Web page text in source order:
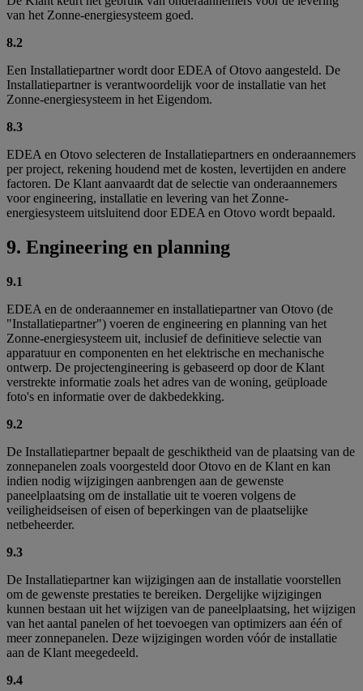
van het Zonne-energiesysteem goed.
8.2
Een Installatiepartner wordt door EDEA of Otovo aangesteld. De
Installatiepartner is verantwoordelijk voor de installatie van het
Zonne-energiesysteem in het Eigendom.
8.3
EDEA en Otovo selecteren de Installatiepartners en onderaannemers
per project, rekening houdend met de kosten, levertijden en andere
factoren. De Klant aanvaardt dat de selectie van onderaannemers
voor engineering, installatie en levering van het Zonne-
energiesysteem uitsluitend door EDEA en Otovo wordt bepaald.
9. Engineering en planning
9.1
EDEA en de onderaannemer en installatiepartner van Otovo (de
"Installatiepartner") voeren de engineering en planning van het
Zonne-energiesysteem uit, inclusief de definitieve selectie van
apparatuur en componenten en het elektrische en mechanische
ontwerp. De projectengineering is gebaseerd op door de Klant
verstrekte informatie zoals het adres van de woning, geüploade
foto's en informatie over de dakbedekking.
9.2
De Installatiepartner bepaalt de geschiktheid van de plaatsing van de
zonnepanelen zoals voorgesteld door Otovo en de Klant en kan
indien nodig wijzigingen aanbrengen aan de gewenste
paneelplaatsing om de installatie uit te voeren volgens de
veiligheidseisen of eisen of beperkingen van de plaatselijke
netbeheerder.
9.3
De Installatiepartner kan wijzigingen aan de installatie voorstellen
om de gewenste prestaties te bereiken. Dergelijke wijzigingen
kunnen bestaan uit het wijzigen van de paneelplaatsing, het wijzigen
van het aantal panelen of het toevoegen van optimizers aan één of
meer zonnepanelen. Deze wijzigingen worden vóór de installatie
aan de Klant meegedeeld.
9.4